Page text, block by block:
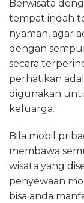
Berwisata
tempat indah
nyaman, agar
dengan
secara
perhatikan
digunakan
keluarga.
Bila mobil
membawa
wisata yang
penyewaan
bisa anda